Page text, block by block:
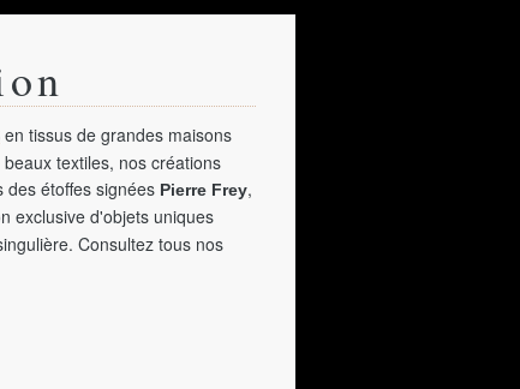
en tissus de grandes maisons
textiles, nos créations
étoffes signées Pierre Frey,
exclusive d'objets uniques
Consultez tous nos